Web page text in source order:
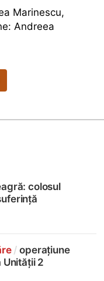
Marinescu,
Andreea
colosul
/ operațiune
2